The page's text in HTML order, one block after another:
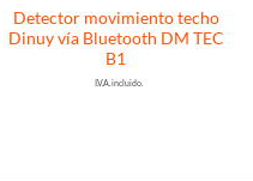
Detector movimiento techo
Dinuy vía Bluetooth DM TEC
B1
I.V.A. incluido.